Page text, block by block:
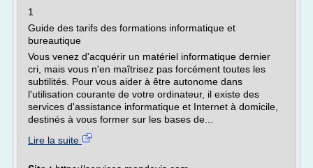
1
Guide des tarifs des formations informatique et
bureautique
Vous venez d'acquérir un matériel informatique dernier
cri, mais vous n'en maîtrisez pas forcément toutes les
subtilités. Pour vous aider à être autonome dans
l'utilisation courante de votre ordinateur, il existe des
services d'assistance informatique et Internet à domicile,
destinés à vous former sur les bases de...
Lire la suite